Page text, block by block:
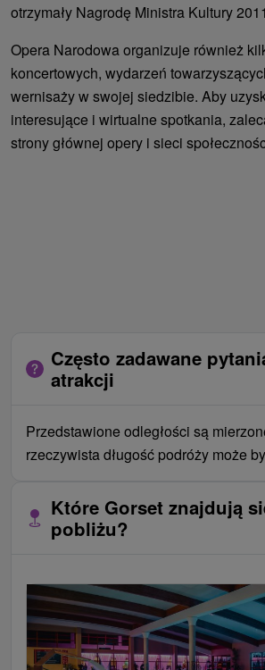
otrzymały Nagrodę Ministra Kultury
Opera Narodowa organizuje również
koncertowych, wydarzeń
wernisaży w swojej siedzibie. Aby
interesujące i wirtualne spotkania,
strony głównej opery i sieci
Często zadawane
atrakcji
Przedstawione odległości są
rzeczywista długość podróży może
Które Gorset znajdują
pobliżu?